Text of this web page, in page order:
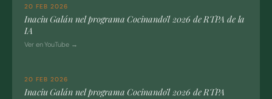
20 FEB 2026
Inaciu Galán nel programa Cocinando’l 2026 de RTPA de la
IA
Ver en YouTube →
20 FEB 2026
Inaciu Galán nel programa Cocinando’l 2026 de RTPA